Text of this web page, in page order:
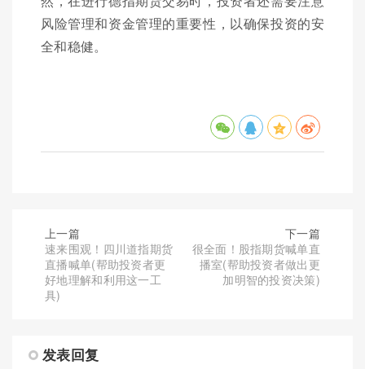
风险管理和资金管理的重要性，以确保投资的安
全和稳健。
上一篇
速来围观！四川道指期货
直播喊单(帮助投资者更
好地理解和利用这一工
具)
下一篇
很全面！股指期货喊单直
播室(帮助投资者做出更
加明智的投资决策)
发表回复